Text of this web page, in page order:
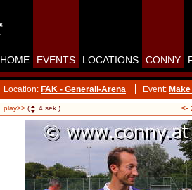
HOME EVENTS LOCATIONS CONNY
Location: FAK - Generali-Arena Event:
play>> ( 4 sek.) <-